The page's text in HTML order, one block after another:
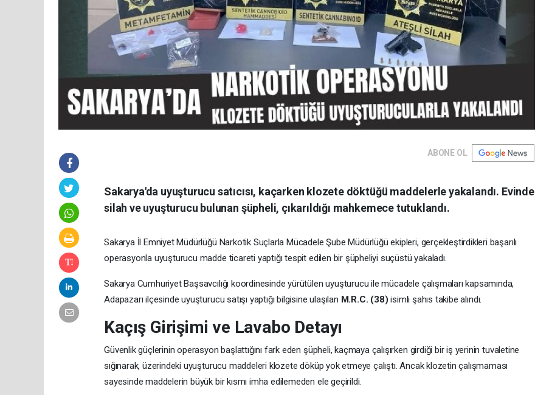
ABONE OL
Sakarya'da uyuşturucu satıcısı, kaçarken klozete döktüğü maddelerle yakalandı. Evinde
silah ve uyuşturucu bulunan şüpheli, çıkarıldığı mahkemece tutuklandı.
Sakarya İl Emniyet Müdürlüğü Narkotik Suçlarla Mücadele Şube Müdürlüğü ekipleri, gerçekleştirdikleri başarılı
operasyonla uyuşturucu madde ticareti yaptığı tespit edilen bir şüpheliyi suçüstü yakaladı.
Sakarya Cumhuriyet Başsavcılığı koordinesinde yürütülen uyuşturucu ile mücadele çalışmaları kapsamında,
Adapazarı ilçesinde uyuşturucu satışı yaptığı bilgisine ulaşılan M.R.C. (38) isimli şahıs takibe alındı.
Kaçış Girişimi ve Lavabo Detayı
Güvenlik güçlerinin operasyon başlattığını fark eden şüpheli, kaçmaya çalışırken girdiği bir iş yerinin tuvaletine
sığınarak, üzerindeki uyuşturucu maddeleri klozete döküp yok etmeye çalıştı. Ancak klozetin çalışmaması
sayesinde maddelerin büyük bir kısmı imha edilemeden ele geçirildi.